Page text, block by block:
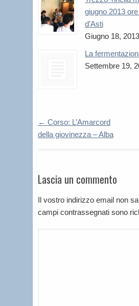
giugno 2013
d’Asti
Giugno 18, 2013
La
Settembre 19,
← Corso: L’Amarcord
della giovinezza – Alba
Lascia un commento
Il vostro indirizzo email non
campi contrassegnati sono